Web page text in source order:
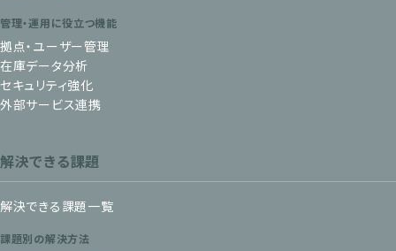
管理・運用に役立つ機能
拠点・ユーザー管理
在庫データ分析
セキュリティ強化
外部サービス連携
解決できる課題
解決できる課題一覧
課題別の解決方法